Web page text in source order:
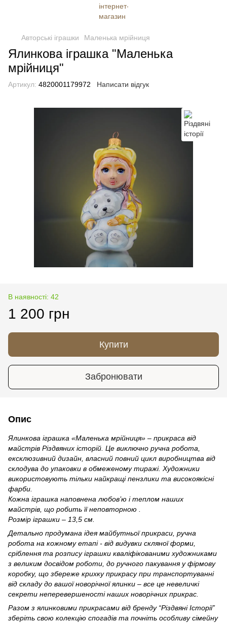
Авторські іграшки Маленька мрійниця
Ялинкова іграшка "Маленька
мрійниця"
Артикул: 4820001179972 Написати відгук
В наявності: 42
1 200 грн
Купити
Забронювати
Опис
Ялинкова іграшка «Маленька мрійниця» – прикраса від
майстрів Різдвяних історій. Це виключно ручна робота,
ексклюзивний дизайн, власний повний цикл виробництва від
склодува до упаковки в обмеженому тиражі. Художники
використовують тільки найкращі пензлики та високоякісні
фарби.
Кожна іграшка наповнена любов’ю і теплом наших
майстрів, що робить її неповторною .
Розмір іграшки – 13,5 см
Детально продумана ідея майбутньої прикраси, ручна
робота на кожному етапі - від видувки скляної форми,
сріблення та розпису іграшки кваліфікованими художниками
з великим досвідом роботи, до ручного пакування у фірмову
коробку, що збереже крихку прикрасу при транспортуванні
від складу до вашої новорічної ялинки – все це невеличкі
секрети неперевершеності наших новорічних прикрас.
Разом з ялинковими прикрасами від бренду “Різдвяні Історії”
зберіть свою колекцію спогадів та почніть особливу сімейну